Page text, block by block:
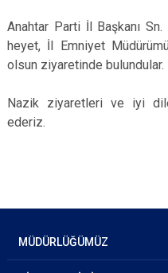
Anahtar Parti İl Başkanı
heyet, İl Emniyet
olsun ziyaretinde bulundular.
Nazik ziyaretleri ve iyi
ederiz.
MÜDÜRLÜĞÜMÜZ